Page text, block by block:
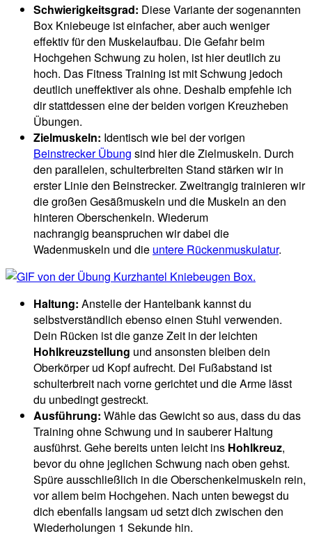
Schwierigkeitsgrad: Diese Variante der sogenannten
Box Kniebeuge ist einfacher, aber auch weniger
effektiv für den Muskelaufbau. Die Gefahr beim
Hochgehen Schwung zu holen, ist hier deutlich zu
hoch. Das Fitness Training ist mit Schwung jedoch
deutlich uneffektiver als ohne. Deshalb empfehle ich
dir stattdessen eine der beiden vorigen Kreuzheben
Übungen.
Zielmuskeln: Identisch wie bei der vorigen
Beinstrecker Übung sind hier die Zielmuskeln. Durch
den parallelen, schulterbreiten Stand stärken wir in
erster Linie den Beinstrecker. Zweitrangig trainieren wir
die großen Gesäßmuskeln und die Muskeln an den
hinteren Oberschenkeln. Wiederum
nachrangig beanspruchen wir dabei die
Wadenmuskeln und die untere Rückenmuskulatur.
Haltung: Anstelle der Hantelbank kannst du
selbstverständlich ebenso einen Stuhl verwenden.
Dein Rücken ist die ganze Zeit in der leichten
Hohlkreuzstellung und ansonsten bleiben dein
Oberkörper ud Kopf aufrecht. Dei Fußabstand ist
schulterbreit nach vorne gerichtet und die Arme lässt
du unbedingt gestreckt.
Ausführung: Wähle das Gewicht so aus, dass du das
Training ohne Schwung und in sauberer Haltung
ausführst. Gehe bereits unten leicht ins Hohlkreuz,
bevor du ohne jeglichen Schwung nach oben gehst.
Spüre ausschließlich in die Oberschenkelmuskeln rein,
vor allem beim Hochgehen. Nach unten bewegst du
dich ebenfalls langsam ud setzt dich zwischen den
Wiederholungen 1 Sekunde hin.